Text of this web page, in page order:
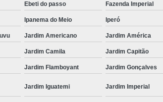
Ebeti do passo Fazenda Imperial
Ipanema do Meio Iperó
Jardim Americano Jardim América
Jardim Camila Jardim Capitão
Jardim Flamboyant Jardim Gonçalves
Jardim Iguatemi Jardim Imperial